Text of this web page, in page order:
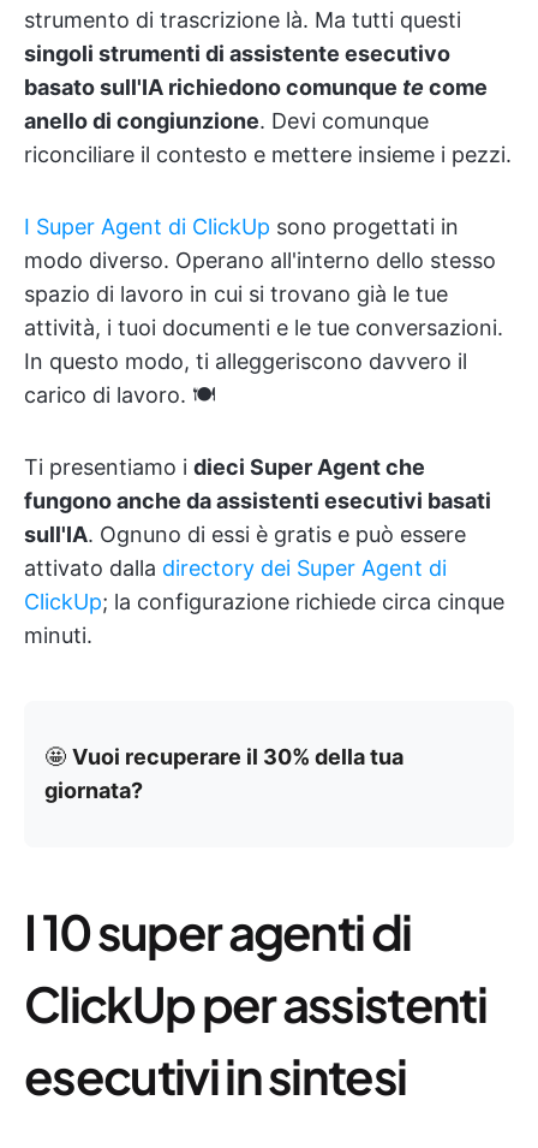
strumento di trascrizione là. Ma tutti questi
singoli strumenti di assistente esecutivo
basato sull'IA richiedono comunque te come
anello di congiunzione. Devi comunque
riconciliare il contesto e mettere insieme i pezzi.
I Super Agent di ClickUp sono progettati in
modo diverso. Operano all'interno dello stesso
spazio di lavoro in cui si trovano già le tue
attività, i tuoi documenti e le tue conversazioni.
In questo modo, ti alleggeriscono davvero il
carico di lavoro. 🍽️
Ti presentiamo i dieci Super Agent che
fungono anche da assistenti esecutivi basati
sull'IA. Ognuno di essi è gratis e può essere
attivato dalla directory dei Super Agent di
ClickUp; la configurazione richiede circa cinque
minuti.
🤩 Vuoi recuperare il 30% della tua
giornata?
I 10 super agenti di
ClickUp per assistenti
esecutivi in sintesi